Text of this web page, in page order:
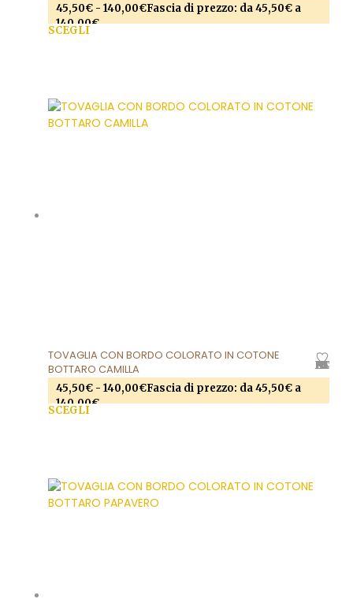
45,50€ - 140,00€Fascia di prezzo: da 45,50€ a
140,00€
SCEGLI
AGGIUNGI ALLA LISTA DEI DESIDERI
TOVAGLIA CON BORDO COLORATO IN COTONE
BOTTARO CAMILLA
45,50€ - 140,00€Fascia di prezzo: da 45,50€ a
140,00€
SCEGLI